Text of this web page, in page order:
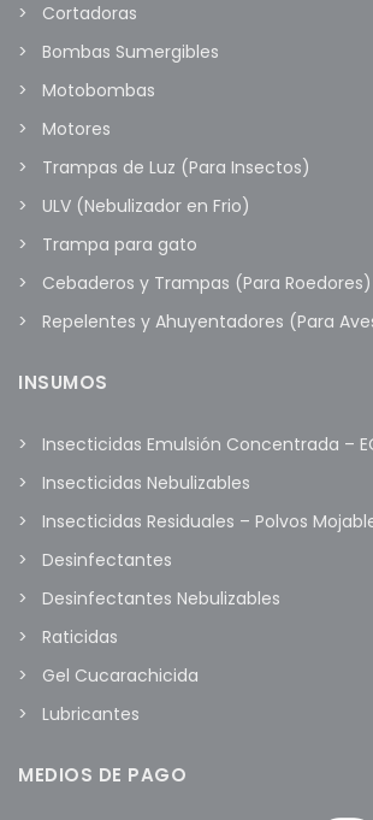
Cortadoras
Bombas Sumergibles
Motobombas
Motores
Trampas de Luz (Para Insectos)
ULV (Nebulizador en Frio)
Trampa para gato
Cebaderos y Trampas (Para Roedores)
Repelentes y Ahuyentadores (Para
INSUMOS
Insecticidas Emulsión Concentrada –
Insecticidas Nebulizables
Insecticidas Residuales – Polvos
Desinfectantes
Desinfectantes Nebulizables
Raticidas
Gel Cucarachicida
Lubricantes
MEDIOS DE PAGO